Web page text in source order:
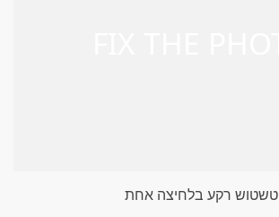
טשטוש רקע בלחיצה אחת